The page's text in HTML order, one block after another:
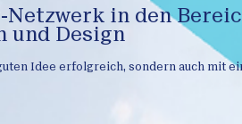
in den
und Design
Idee erfolgreich, sondern auch mit